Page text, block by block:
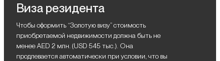
Виза резидента
Чтобы оформить “Золотую визу” стоимость
приобретаемой недвижимости должна быть не
менее AED 2 млн. (USD 545 тыс.). Она
продлевается автоматически при условии, что вы